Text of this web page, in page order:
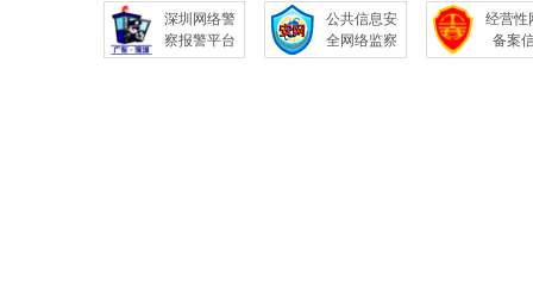
深圳网络警
察报警平台
公共信息安
全网络监察
经营性
备案